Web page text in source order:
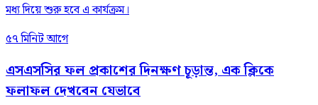
মধ্য দিয়ে শুরু হবে এ কার্যক্রম।
৫৭ মিনিট আগে
এসএসসির ফল প্রকাশের দিনক্ষণ চূড়ান্ত, এক ক্লিকে
ফলাফল দেখবেন যেভাবে